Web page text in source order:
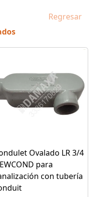
Regresar
Ovalado LR 3/4
para
con tubería